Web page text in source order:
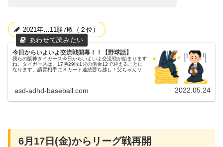
2021年…11勝7敗（２位）
今日からいよいよ交流戦開幕！！【野球話】
我らの阪神タイガース今日からいよいよ交流戦が始まります
ね。タイガースは、17勝29敗1分の借金12で迎えることに
なります。讀賣相手に３カード連続勝ち越し！父ちゃんリー
asd-adhd-baseball.com 2022.05.24
6月17日(金)からリーグ戦再開